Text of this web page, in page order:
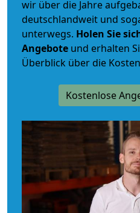
wir über die Jahre
deutschlandweit und
unterwegs. Holen Sie
Angebote und erhalten
Überblick über die
Kostenlose